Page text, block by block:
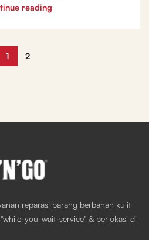
reading
1 2
reparasi barang berbahan kulit
you-wait-service" & berlokasi di